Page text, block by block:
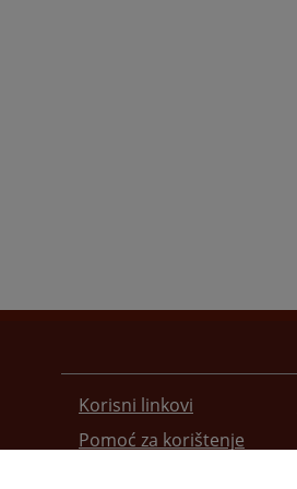
Korisni linkovi
Pomoć za korištenje